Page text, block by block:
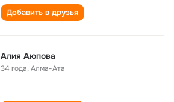
Добавить в друзья
Алия Аюпова
34 года,Алма-Ата